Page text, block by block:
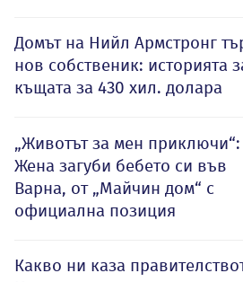
Домът на Нийл Армстронг
нов собственик: историята
къщата за 430 хил. долара
„Животът за мен приключи“:
Жена загуби бебето си във
Варна, от „Майчин дом“ с
официална позиция
Какво ни каза